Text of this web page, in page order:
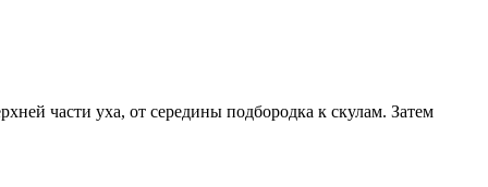
части уха, от середины подбородка к скулам. Затем